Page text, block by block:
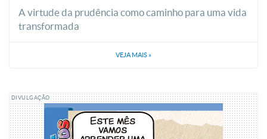
A virtude da prudência como caminho para uma vida
transformada
VEJA MAIS »
DIVULGAÇÃO